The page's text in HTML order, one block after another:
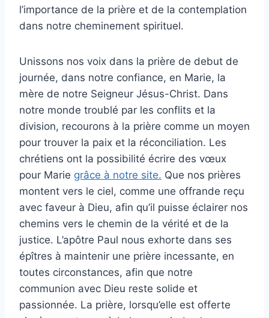
l’importance de la prière et de la contemplation
dans notre cheminement spirituel.
Unissons nos voix dans la prière de debut de
journée, dans notre confiance, en Marie, la
mère de notre Seigneur Jésus-Christ. Dans
notre monde troublé par les conflits et la
division, recourons à la prière comme un moyen
pour trouver la paix et la réconciliation. Les
chrétiens ont la possibilité écrire des vœux
pour Marie grâce à notre site. Que nos prières
montent vers le ciel, comme une offrande reçu
avec faveur à Dieu, afin qu’il puisse éclairer nos
chemins vers le chemin de la vérité et de la
justice. L’apôtre Paul nous exhorte dans ses
épîtres à maintenir une prière incessante, en
toutes circonstances, afin que notre
communion avec Dieu reste solide et
passionnée. La prière, lorsqu’elle est offerte